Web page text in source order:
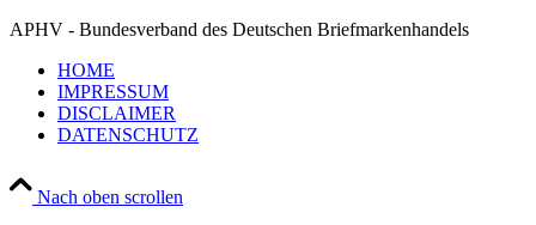
APHV - Bundesverband des Deutschen Briefmarkenhandels
HOME
IMPRESSUM
DISCLAIMER
DATENSCHUTZ
Nach oben scrollen